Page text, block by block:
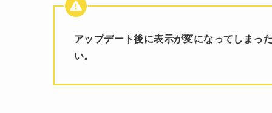
アップデート後に表示が変になってしまっ
い。